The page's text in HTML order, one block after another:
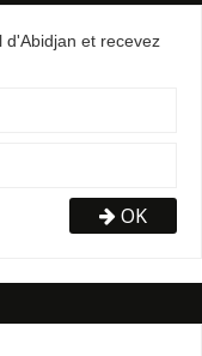
d'Abidjan et recevez
OK